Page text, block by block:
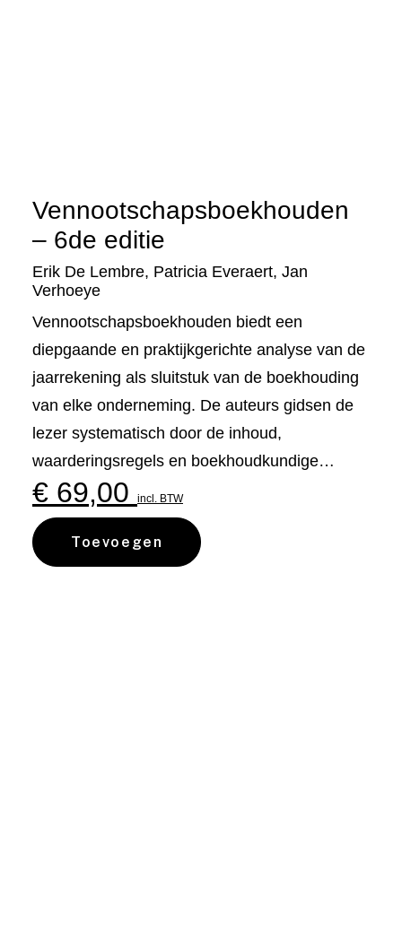
Vennootschapsboekhouden
– 6de editie
Erik De Lembre, Patricia Everaert, Jan
Verhoeye
Vennootschapsboekhouden biedt een
diepgaande en praktijkgerichte analyse van de
jaarrekening als sluitstuk van de boekhouding
van elke onderneming. De auteurs gidsen de
lezer systematisch door de inhoud,
waarderingsregels en boekhoudkundige…
€ 69,00 incl. BTW
Toevoegen